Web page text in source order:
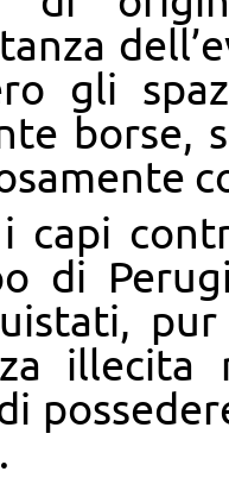
gli
borse,
capi
di